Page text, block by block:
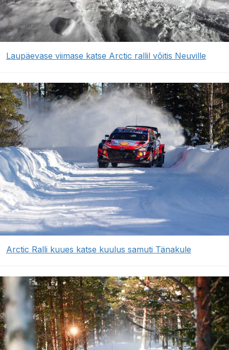
Laupäevase viimase katse Arctic rallil võitis Neuville
Arctic Ralli kuues katse kuulus samuti Tänakule